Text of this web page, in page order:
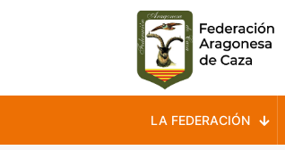
LA FEDERACIÓN